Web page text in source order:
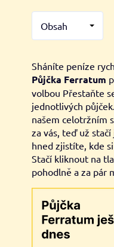
Obsah
Sháníte peníze
Půjčka Ferratum
volbou Přestaňte
jednotlivých
našem celotržním
za vás, teď už
hned zjistíte, kde
Stačí kliknout na
pohodlně a za pár